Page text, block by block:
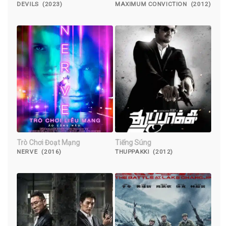
DEVILS (2023) MAXIMUM CONVICTION (2012)
Trò Chơi Đoạt Mạng
NERVE (2016)
Tiếng Súng
THUPPAKKI (2012)